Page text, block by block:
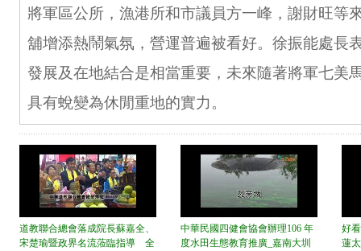
將軍區公所，漁港所和市議員方一峰，謝財旺等
舖增添熱鬧氣氛，營運普遍被看好。徐振能處長
發展及在地結合是相當重要，未來隨著將軍七美
具有蛻變為休閒重地的實力。
道教聯合總會落成院長蘇嘉全、
宋楚瑜暨政界名流蒞臨指導 全
中華民國四健會協會辦理106 年
度水田生態教育推廣_嘉南大圳
好
蓮